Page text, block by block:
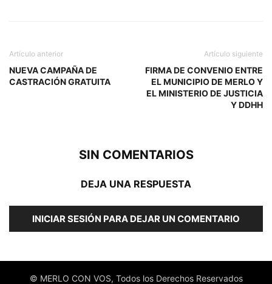
Artículo anterior
NUEVA CAMPAÑA DE
CASTRACIÓN GRATUITA
Artículo siguiente
FIRMA DE CONVENIO ENTRE
EL MUNICIPIO DE MERLO Y
EL MINISTERIO DE JUSTICIA
Y DDHH
SIN COMENTARIOS
DEJA UNA RESPUESTA
INICIAR SESIÓN PARA DEJAR UN COMENTARIO
© MERLO CON VOS, Todos los Derechos Reservados